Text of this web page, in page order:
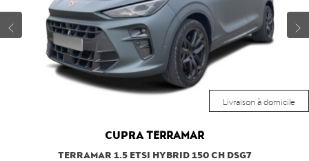
Livraison à domicile
CUPRATERRAMAR
TERRAMAR 1.5 ETSI HYBRID 150 CH DSG7